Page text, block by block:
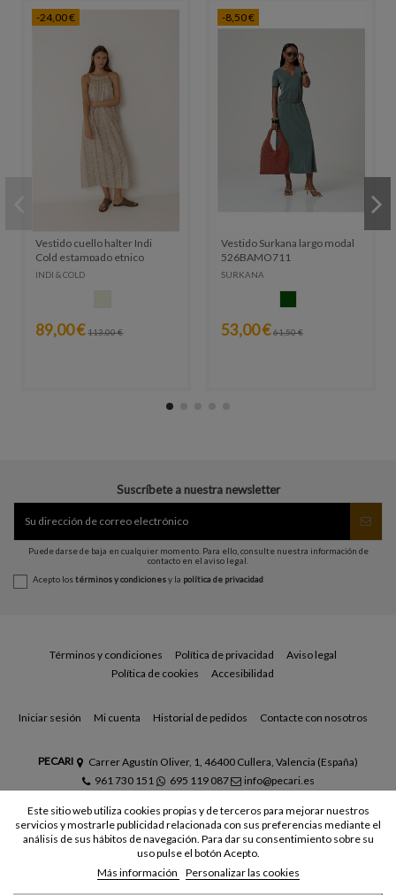
-24,00 €
Vestido cuello halter Indi
Cold estampado etnico
VV26KI130
INDI & COLD
89,00 € 113,00 €
-8,50 €
Vestido Surkana largo modal
526BAMO711
SURKANA
53,00 €61,50 €
Suscríbete a nuestra newsletter
Puede darse de baja en cualquier momento. Para ello, consulte nuestra información de
contacto en el aviso legal.
Acepto lostérminos y condicionesy la política de privacidad
Términos y condiciones Política de privacidad
Aviso legal
Política de cookies
Accesibilidad
Iniciar sesión Mi cuenta Historial de pedidos Contacte con nosotros
PECARI
Carrer Agustín Oliver, 1, 46400 Cullera, Valencia (España)
961 730 151
695 119 087 info@pecari.es
Este sitio web utiliza cookies propias y de terceros para mejorar nuestros
servicios y mostrarle publicidad relacionada con sus preferencias mediante el
análisis de sus hábitos de navegación. Para dar su consentimiento sobre su
uso pulse el botón Acepto.
Más información
Personalizar las cookies
© Todos los derechos reservados - Powered bybytefactory